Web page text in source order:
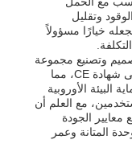
وتقليل
خيارًا مسؤولاً
وتصنيع مجموعة
المولدات العاكسة هذه. إنها حاصلة بفخر على شهادة CE، مما
البيئة الأوروبية
مع العلم أن
الجودة
المتانة وعمر